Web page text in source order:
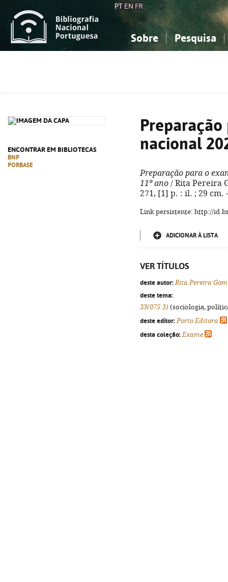
PT EN FR
Sobre Pesquisa
ENCONTRAR EM BIBLIOTECAS
BNP
PORBASE
nacional
Preparação para o
11º ano / Rita Pereira
271, [1] p. : il. ; 29 cm.
Link persistente: http://
ADICIONAR À LISTA
VER TÍTULOS
deste autor: Rita Pereira
deste tema:
33(075.3) (sociologia,
deste editor: Porto Editora
desta coleção: Exame